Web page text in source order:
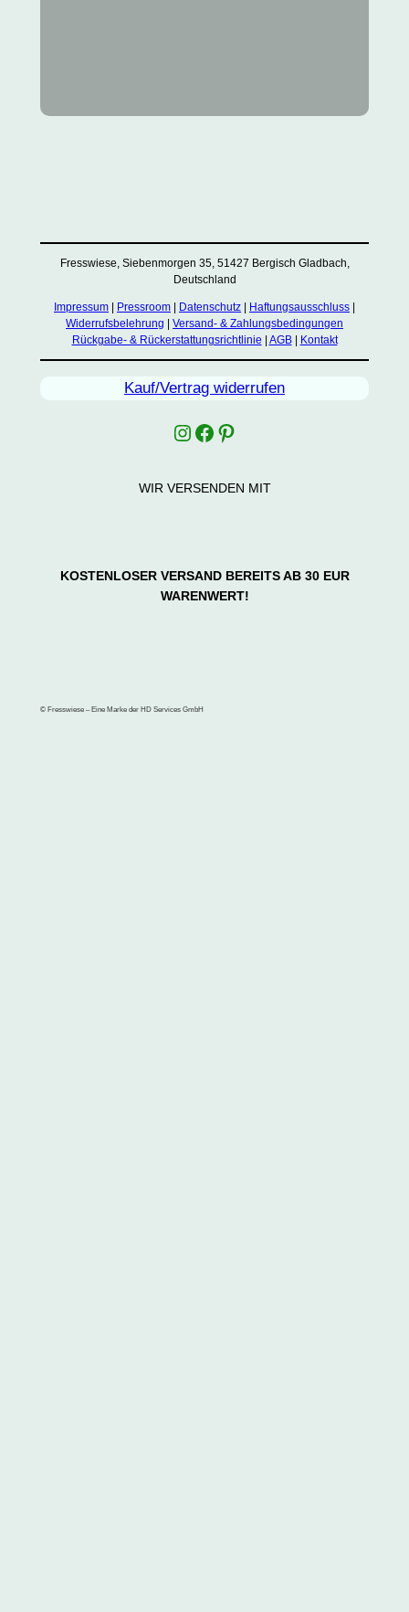
Fresswiese, Siebenmorgen 35, 51427 Bergisch Gladbach,
Deutschland
Impressum Pressroom Datenschutz Haftungsausschluss
Widerrufsbelehrung
Versand- & Zahlungsbedingungen
Rückgabe- & Rückerstattungsrichtlinie
AGB| Kontakt
Kauf/Vertrag widerrufen
Instagram
Facebook
Pinterest
WIR VERSENDEN MIT
KOSTENLOSER VERSAND BEREITS AB 30 EUR
WARENWERT!
© Fresswiese – Eine Marke der HD Services GmbH